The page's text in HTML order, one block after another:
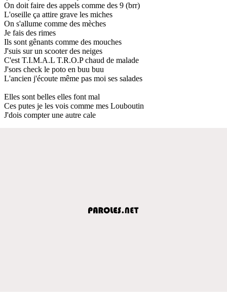
On doit faire des appels comme des 9 (brr)
L'oseille ça attire grave les miches
On s'allume comme des mèches
Je fais des rimes
Ils sont gênants comme des mouches
J'suis sur un scooter des neiges
C'est T.I.M.A.L T.R.O.P chaud de malade
J'sors check le poto en buu buu
L'ancien j'écoute même pas moi ses salades
Elles sont belles elles font mal
Ces putes je les vois comme mes Louboutin
J'dois compter une autre cale